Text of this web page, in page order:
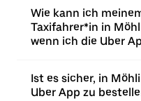
Wie kann ich
Taxifahrer*in in
wenn ich die Uber
Ist es sicher, in
Uber App zu